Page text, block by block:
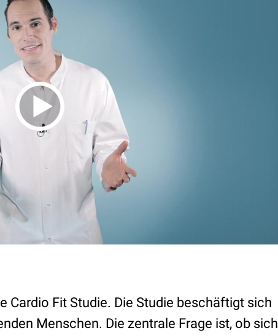
Cardio Fit Studie. Die Studie beschäftigt sich
Menschen. Die zentrale Frage ist, ob sich